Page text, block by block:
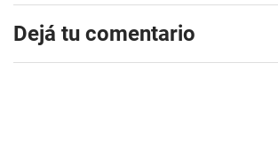
Dejá tu comentario